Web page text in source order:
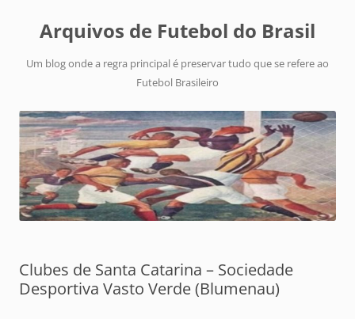
Arquivos de Futebol do Brasil
Um blog onde a regra principal é preservar tudo que se refere ao
Futebol Brasileiro
Clubes de Santa Catarina – Sociedade
Desportiva Vasto Verde (Blumenau)